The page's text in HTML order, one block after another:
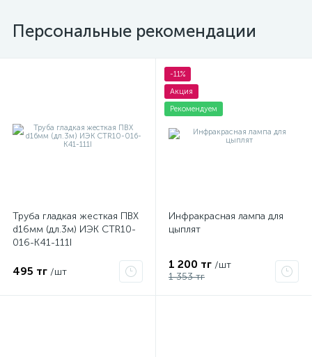
Персональные рекомендации
Труба гладкая жесткая ПВХ
d16мм (дл.3м) ИЭК CTR10-
016-K41-111I
495 тг /шт
-11%
Акция
Рекомендуем
Инфракрасная лампа для
цыплят
1 200 тг /шт
1 353 тг